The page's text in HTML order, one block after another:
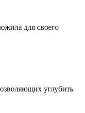
для своего
углубить